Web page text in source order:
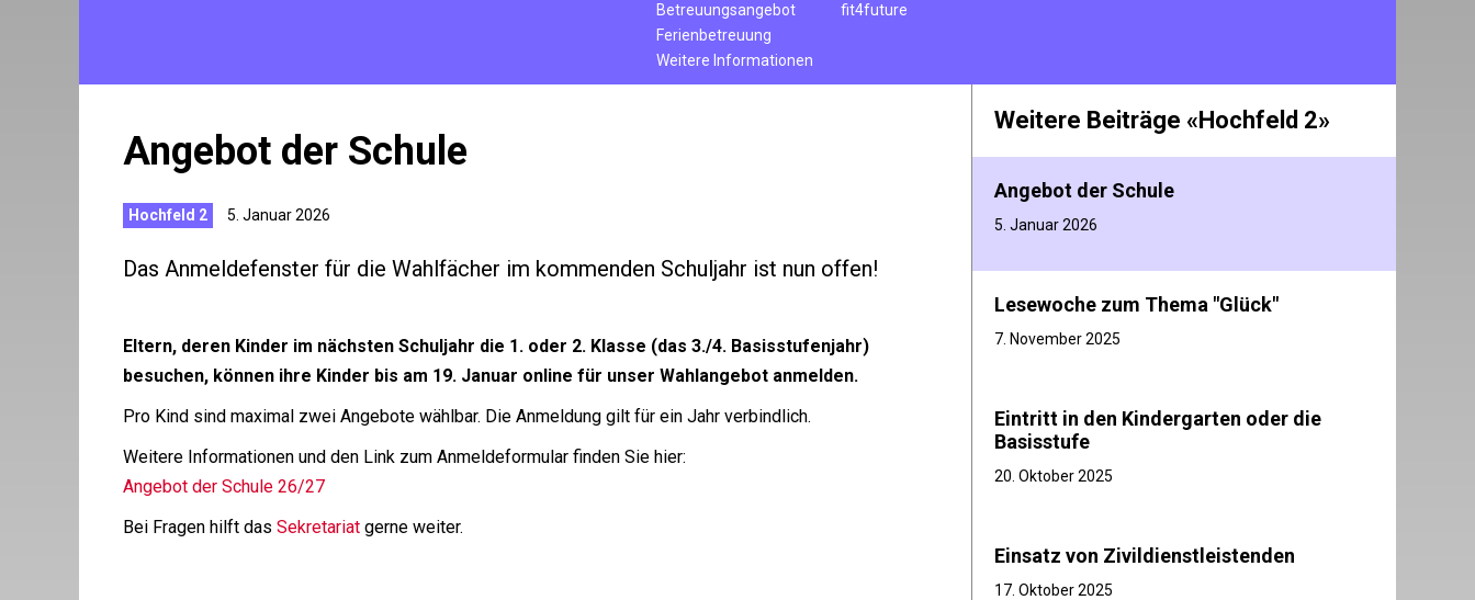
Betreuungsangebot
Ferienbetreuung
Weitere Informationen
fit4future
Angebot der Schule
Hochfeld 2 5. Januar 2026
Das Anmeldefenster für die Wahlfächer im kommenden Schuljahr ist nun offen!
Eltern, deren Kinder im nächsten Schuljahr die 1. oder 2. Klasse (das 3./4. Basisstufenjahr)
besuchen, können ihre Kinder bis am 19. Januar online für unser Wahlangebot anmelden.
Pro Kind sind maximal zwei Angebote wählbar. Die Anmeldung gilt für ein Jahr verbindlich.
Weitere Informationen und den Link zum Anmeldeformular finden Sie hier:
Angebot der Schule 26/27
Bei Fragen hilft das Sekretariat gerne weiter.
Weitere Beiträge «Hochfeld 2»
Angebot der Schule
5. Januar 2026
Lesewoche zum Thema "Glück"
7. November 2025
Eintritt in den Kindergarten oder die
Basisstufe
20. Oktober 2025
Einsatz von Zivildienstleistenden
17. Oktober 2025